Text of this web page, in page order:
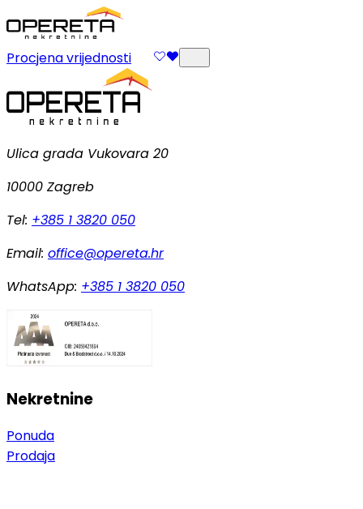
Procjena vrijednosti
Ulica grada Vukovara 20
10000 Zagreb
Tel: +385 1 3820 050
Email: office@opereta.hr
WhatsApp: +385 1 3820 050
Nekretnine
Ponuda
Prodaja